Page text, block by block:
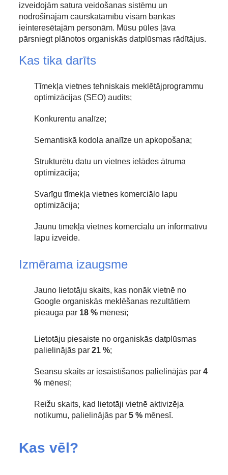
izveidojām satura veidošanas sistēmu un
nodrošinājām caurskatāmību visām bankas
ieinteresētajām personām. Mūsu pūles ļāva
pārsniegt plānotos organiskās datplūsmas rādītājus.
Kas tika darīts
Tīmekļa vietnes tehniskais meklētājprogrammu
optimizācijas (SEO) audits;
Konkurentu analīze;
Semantiskā kodola analīze un apkopošana;
Strukturētu datu un vietnes ielādes ātruma
optimizācija;
Svarīgu tīmekļa vietnes komerciālo lapu
optimizācija;
Jaunu tīmekļa vietnes komerciālu un informatīvu
lapu izveide.
Izmērama izaugsme
Jauno lietotāju skaits, kas nonāk vietnē no
Google organiskās meklēšanas rezultātiem
pieauga par 18 % mēnesī;
Lietotāju piesaiste no organiskās datplūsmas
palielinājās par 21 %;
Seansu skaits ar iesaistīšanos palielinājās par 4
% mēnesī;
Reižu skaits, kad lietotāji vietnē aktivizēja
notikumu, palielinājās par 5 % mēnesī.
Kas vēl?